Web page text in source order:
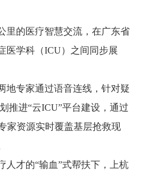
的医疗智慧交流，在广东省
医学科（ICU）之间同步展
专家通过语音连线，针对疑
推进“云ICU”平台建设，通过
家资源实时覆盖基层抢救现
才的“输血”式帮扶下，上杭